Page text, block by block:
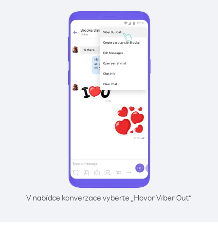
V nabídce konverzace vyberte „Hovor Viber Out“